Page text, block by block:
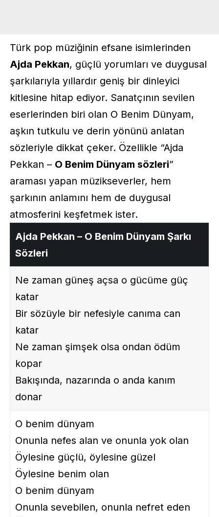
Türk pop müziğinin efsane isimlerinden
Ajda Pekkan, güçlü yorumları ve duygusal
şarkılarıyla yıllardır geniş bir dinleyici
kitlesine hitap ediyor. Sanatçının sevilen
eserlerinden biri olan O Benim Dünyam,
aşkın tutkulu ve derin yönünü anlatan
sözleriyle dikkat çeker. Özellikle “Ajda
Pekkan – O Benim Dünyam sözleri”
araması yapan müzikseverler, hem
şarkının anlamını hem de duygusal
atmosferini keşfetmek ister.
Ajda Pekkan – O Benim Dünyam Şarkı
Sözleri
Ne zaman güneş açsa o gücüme güç
katar
Bir sözüyle bir nefesiyle canıma can
katar
Ne zaman şimşek olsa ondan ödüm
kopar
Bakışında, nazarında o anda kanım
donar
O benim dünyam
Onunla nefes alan ve onunla yok olan
Öylesine güçlü, öylesine güzel
Öylesine benim olan
O benim dünyam
Onunla sevebilen, onunla nefret eden